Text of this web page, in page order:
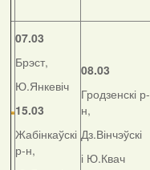
07.03
Брэст,
Ю.Янкевіч
15.03
Жабінкаўскі
р-н,
08.03
Гродзенскі р-
н,
Дз.Вінчэўскі
і Ю.Квач